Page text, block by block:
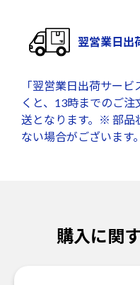
翌営業日出
「翌営業日出荷サー
くと、13時までのご
送となります。※ 部品
ない場合がございます。
購入に関